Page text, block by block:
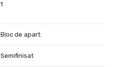
1
Bloc de apart.
Semifinisat